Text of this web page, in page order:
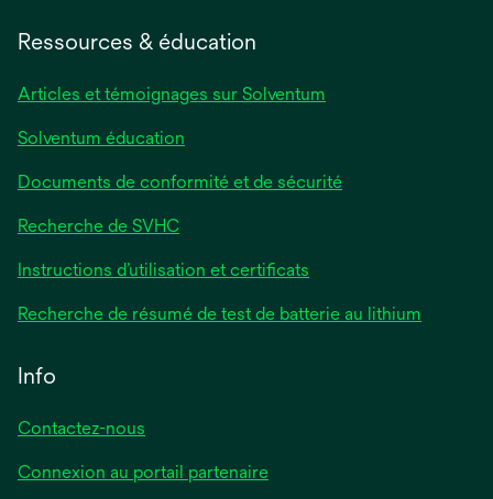
Ressources & éducation
Articles et témoignages sur Solventum
Solventum éducation
Documents de conformité et de sécurité
Recherche de SVHC
Instructions d’utilisation et certificats
Recherche de résumé de test de batterie au lithium
Info
Contactez-nous
Connexion au portail partenaire